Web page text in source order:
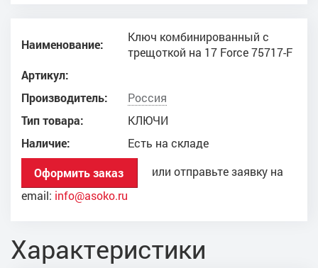
Наименование:
Ключ комбинированный с
трещоткой на 17 Force 75717-F
Артикул:
Производитель:
Россия
Тип товара:
КЛЮЧИ
Наличие:
Есть на складе
Оформить заказ
или отправьте заявку на
email: info@asoko.ru
Характеристики